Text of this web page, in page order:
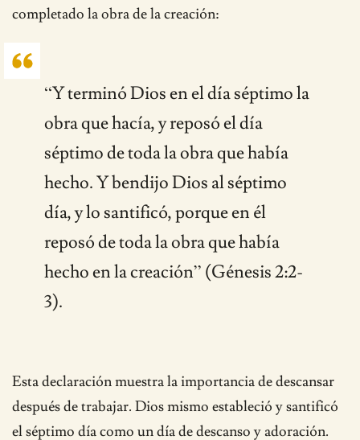
completado la obra de la creación:
“Y terminó Dios en el día séptimo la
obra que hacía, y reposó el día
séptimo de toda la obra que había
hecho. Y bendijo Dios al séptimo
día, y lo santificó, porque en él
reposó de toda la obra que había
hecho en la creación” (Génesis 2:2-
3).
Esta declaración muestra la importancia de descansar
después de trabajar. Dios mismo estableció y santificó
el séptimo día como un día de descanso y adoración.